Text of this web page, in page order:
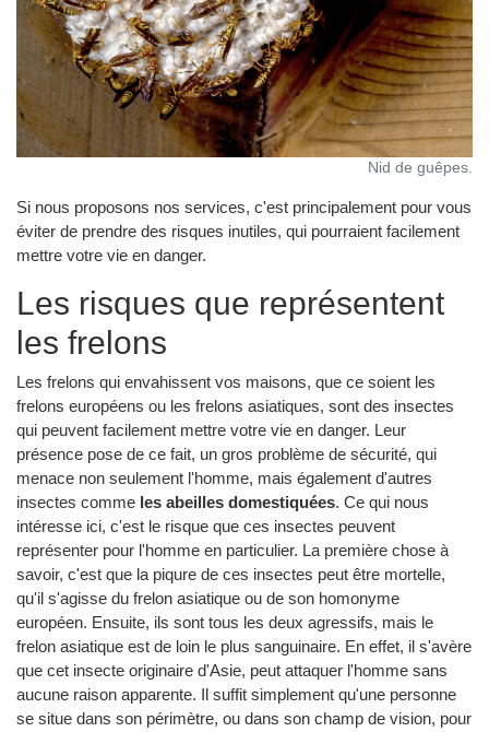
Nid de guêpes.
Si nous proposons nos services, c'est principalement pour vous
éviter de prendre des risques inutiles, qui pourraient facilement
mettre votre vie en danger.
Les risques que représentent
les frelons
Les frelons qui envahissent vos maisons, que ce soient les
frelons européens ou les frelons asiatiques, sont des insectes
qui peuvent facilement mettre votre vie en danger. Leur
présence pose de ce fait, un gros problème de sécurité, qui
menace non seulement l'homme, mais également d'autres
insectes comme les abeilles domestiquées. Ce qui nous
intéresse ici, c'est le risque que ces insectes peuvent
représenter pour l'homme en particulier. La première chose à
savoir, c'est que la piqure de ces insectes peut être mortelle,
qu'il s'agisse du frelon asiatique ou de son homonyme
européen. Ensuite, ils sont tous les deux agressifs, mais le
frelon asiatique est de loin le plus sanguinaire. En effet, il s'avère
que cet insecte originaire d'Asie, peut attaquer l'homme sans
aucune raison apparente. Il suffit simplement qu'une personne
se situe dans son périmètre, ou dans son champ de vision, pour